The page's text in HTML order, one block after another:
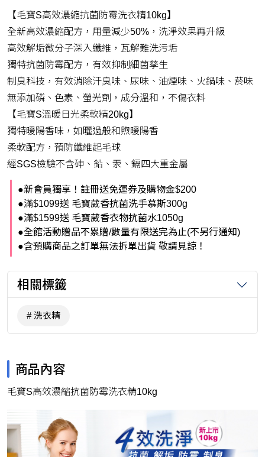
【毛寶S高效濃縮抗菌防霉洗衣精10kg】
全新高效濃縮配方，用量減少50%，洗淨效果再升級
高效解垢微分子深入纖維，瓦解難洗污垢
獨特抗菌防霉配方，有效抑制細菌孳生
制臭科技，有效消除汗臭味、尿味、油煙味、火鍋味、菸味
無添加磷、色素、螢光劑，成分溫和，不傷衣料
【毛寶S溫暖日光柔軟精20kg】
獨特暖陽香味，如曬過般和煦暖陽香
柔軟配方，預防纖維起毛球
經SGS檢驗不含砷、鉛、汞、鎘四大重金屬
●新會員獨享！註冊送免運券及購物金$200
●滿$1099送 毛寶葳香抗菌洗手慕斯300g
●滿$1599送 毛寶葳香衣物抗菌水1050g
●全館活動贈品不累贈/數量有限送完為止(不另行通知)
●含預購商品之訂單無法拆單出貨 敬請見諒！
相關標籤
洗衣精
商品內容
毛寶S高效濃縮抗菌防霉洗衣精10kg